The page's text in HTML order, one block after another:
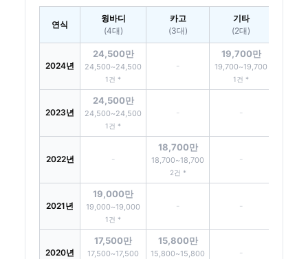
연식
윙바디
(4대)
카고
(3대)
기타
(2대)
2024년
24,500만
24,500~24,500
1건 *
-
19,700만
19,700~19,700
1건 *
2023년
24,500만
24,500~24,500
1건 *
- -
2022년 -
18,700만
18,700~18,700
2건 *
-
2021년
19,000만
19,000~19,000
1건 *
- -
2020년
17,500만
17,500~17,500
15,800만
15,800~15,800 -